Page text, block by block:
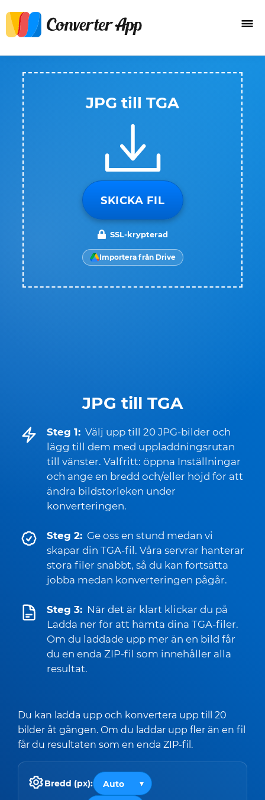
JPG till TGA
Steg 1: Välj upp till 20 JPG-bilder och
lägg till dem med uppladdningsrutan
till vänster. Valfritt: öppna Inställningar
och ange en bredd och/eller höjd för att
ändra bildstorleken under
konverteringen.
Steg 2: Ge oss en stund medan vi
skapar din TGA-fil. Våra servrar hanterar
stora filer snabbt, så du kan fortsätta
jobba medan konverteringen pågår.
Steg 3: När det är klart klickar du på
Ladda ner för att hämta dina TGA-filer.
Om du laddade upp mer än en bild får
du en enda ZIP-fil som innehåller alla
resultat.
Du kan ladda upp och konvertera upp till 20
bilder åt gången. Om du laddar upp fler än en fil
får du resultaten som en enda ZIP-fil.
Bredd (px):
JPG till TGA
SKICKA FIL
SSL-krypterad
Importera från Drive